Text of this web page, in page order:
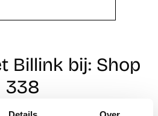
Billink bij: Shop
338